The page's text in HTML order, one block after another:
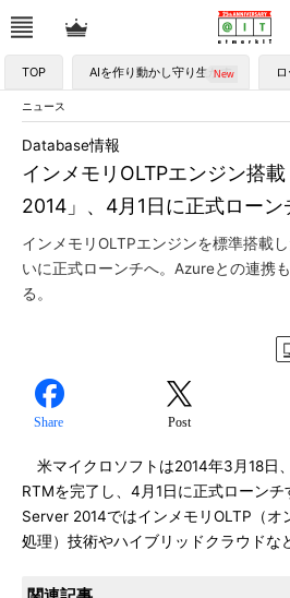
TOP AIを作り動かし守り生かす
ニュース
インメモリOLTPエンジン搭
2014」、4月1日に正式ローン
Database情報
インメモリOLTPエンジンを標準搭載
いに正式ローンチへ。Azureとの連携
る。
Share Post
米マイクロソフトは2014年3月18日
RTMを完了し、4月1日に正式ローンチ
Server 2014ではインメモリOLTP（オ
処理）技術やハイブリッドクラウドな